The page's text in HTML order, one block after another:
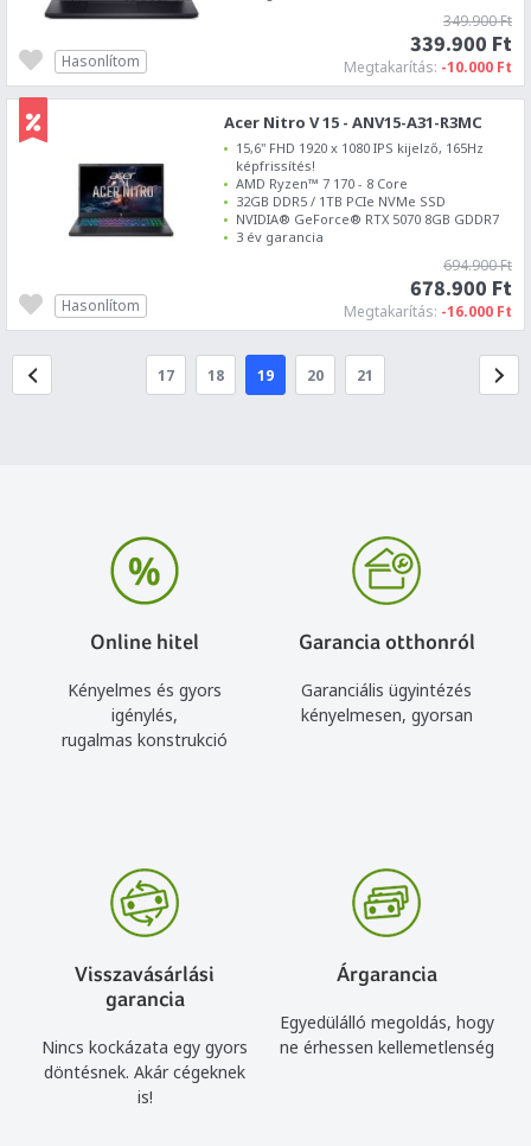
349.900 Ft
339.900 Ft
Megtakarítás: -10.000 Ft
Hasonlítom
Acer Nitro V 15 - ANV15-A31-R3MC
15,6" FHD 1920 x 1080 IPS kijelző, 165Hz
képfrissítés!
AMD Ryzen™ 7 170 - 8 Core
32GB DDR5 / 1TB PCIe NVMe SSD
NVIDIA® GeForce® RTX 5070 8GB GDDR7
3 év garancia
694.900 Ft
678.900 Ft
Megtakarítás: -16.000 Ft
Hasonlítom
17 18 19 20 21
Online hitel
Kényelmes és gyors
igénylés,
rugalmas konstrukció
Garancia otthonról
Garanciális ügyintézés
kényelmesen, gyorsan
Visszavásárlási
garancia
Nincs kockázata egy gyors
döntésnek. Akár cégeknek
is!
Árgarancia
Egyedülálló megoldás, hogy
ne érhessen kellemetlenség